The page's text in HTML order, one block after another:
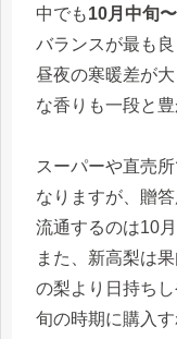
中でも10月中旬
バランスが最も
昼夜の寒暖差が
な香りも一段と
スーパーや直売
なりますが、贈
流通するのは10
また、新高梨は
の梨より日持ち
旬の時期に購入